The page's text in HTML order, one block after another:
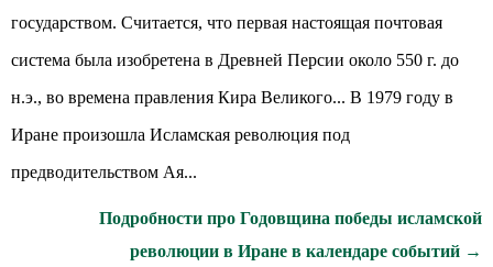
государством. Считается, что первая настоящая почтовая
система была изобретена в Древней Персии около 550 г. до
н.э., во времена правления Кира Великого... В 1979 году в
Иране произошла Исламская революция под
предводительством Ая...
Подробности про Годовщина победы исламской
революции в Иране в календаре событий →